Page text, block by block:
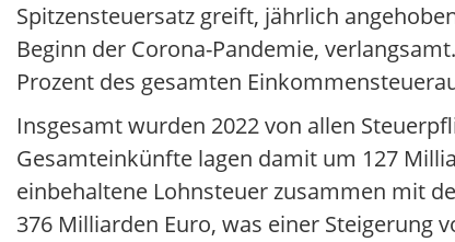
Spitzensteuersatz greift, jährlich
Beginn der Corona-Pandemie,
Prozent des gesamten
Insgesamt wurden 2022 von allen
Gesamteinkünfte lagen damit um 127
einbehaltene Lohnsteuer zusammen mit
376 Milliarden Euro, was einer Steigerung